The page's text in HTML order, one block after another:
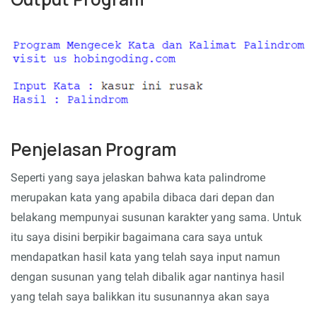
Penjelasan Program
Seperti yang saya jelaskan bahwa kata palindrome
merupakan kata yang apabila dibaca dari depan dan
belakang mempunyai susunan karakter yang sama. Untuk
itu saya disini berpikir bagaimana cara saya untuk
mendapatkan hasil kata yang telah saya input namun
dengan susunan yang telah dibalik agar nantinya hasil
yang telah saya balikkan itu susunannya akan saya